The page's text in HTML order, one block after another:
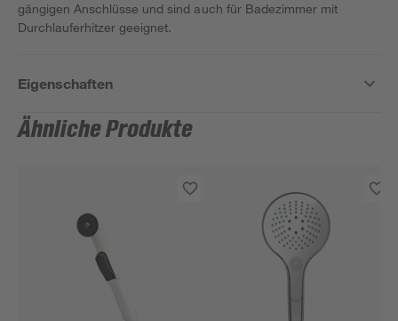
gängigen Anschlüsse und sind auch für Badezimmer mit
Durchlauferhitzer geeignet.
Eigenschaften
Ähnliche Produkte